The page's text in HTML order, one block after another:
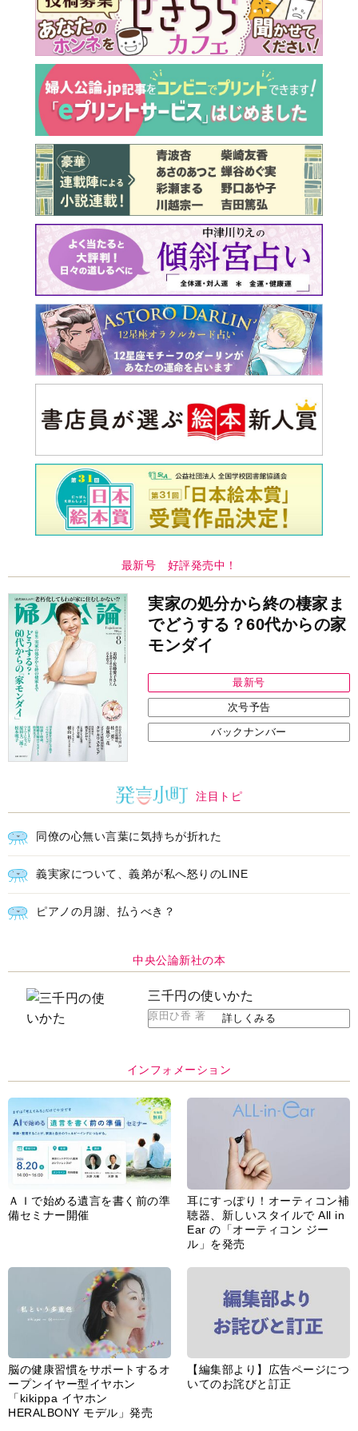
最新号 好評発売中！
実家の処分から終の棲家ま
でどうする？60代からの家
モンダイ
最新号
次号予告
バックナンバー
注目トピ
同僚の心無い言葉に気持ちが折れた
義実家について、義弟が私へ怒りのLINE
ピアノの月謝、払うべき？
中央公論新社の本
三千円の使いかた
原田ひ香 著 詳しくみる
インフォメーション
ＡＩで始める遺言を書く前の準
備セミナー開催
耳にすっぽり！オーティコン補
聴器、新しいスタイルで All in
Ear の「オーティコン ジー
ル」を発売
脳の健康習慣をサポートするオ
ープンイヤー型イヤホン
「kikippa イヤホン
HERALBONY モデル」発売
【編集部より】広告ページにつ
いてのお詫びと訂正